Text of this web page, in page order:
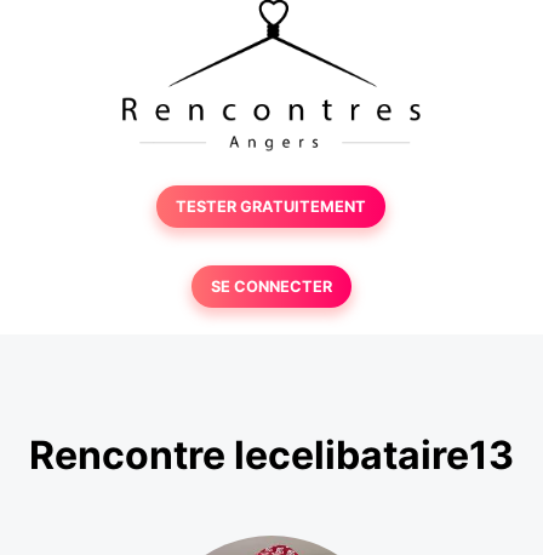
TESTER GRATUITEMENT
SE CONNECTER
Rencontre lecelibataire13